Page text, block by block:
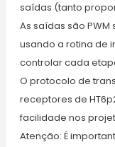
saídas (tanto
As saídas são
usando a rotina de
controlar cada
O protocolo de
receptores de
facilidade nos
Atenção: É